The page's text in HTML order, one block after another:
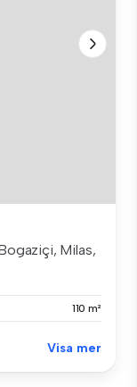
Milas,
110 m²
Visa mer